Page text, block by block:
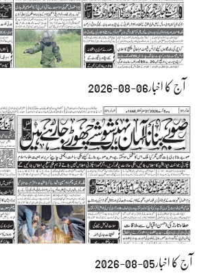
آج کا اخبار06-08-2026
آج کا اخبار05-08-2026